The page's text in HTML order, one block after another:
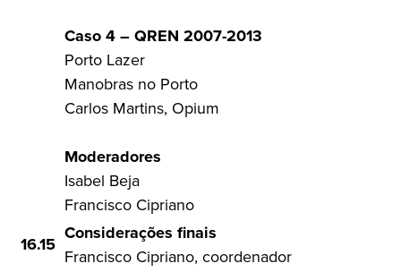
Caso 4 – QREN 2007-2013
Porto Lazer
Manobras no Porto
Carlos Martins, Opium
Moderadores
Isabel Beja
Francisco Cipriano
16.15 Considerações finais
Francisco Cipriano, coordenador